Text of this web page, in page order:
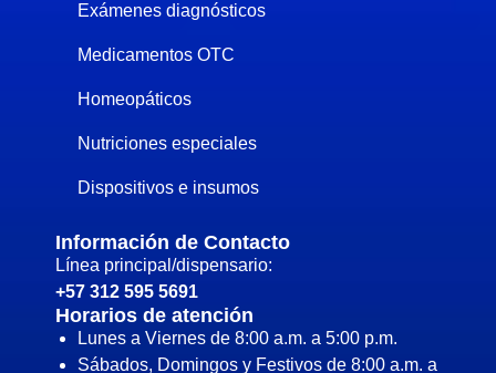
Exámenes diagnósticos
Medicamentos OTC
Homeopáticos
Nutriciones especiales
Dispositivos e insumos
Información de Contacto
Línea principal/dispensario:
+57 312 595 5691
Horarios de atención
Lunes a Viernes de 8:00 a.m. a 5:00 p.m.
Sábados, Domingos y Festivos de 8:00 a.m. a